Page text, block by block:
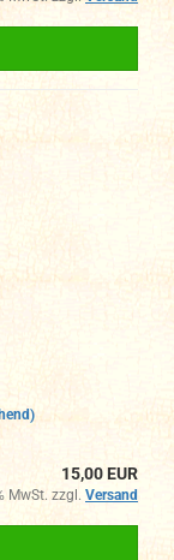
15,00 EUR
MwSt. zzgl. Versand